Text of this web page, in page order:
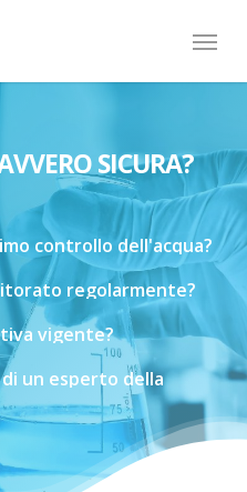
Menu
SICURA?
controllo dell'acqua?
regolarmente?
vigente?
di un esperto della